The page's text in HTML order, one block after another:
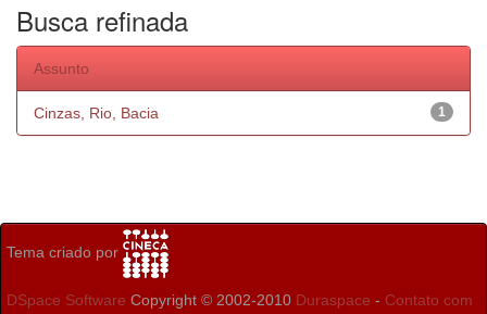
Busca refinada
Assunto
1
Cinzas, Rio, Bacia
Tema criado por
DSpace Software Copyright © 2002-2010 Duraspace - Contato com